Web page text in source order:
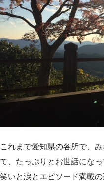
これまで愛知県の各所で、
て、たっぷりとお世話にな
笑いと涙とエピソード満載